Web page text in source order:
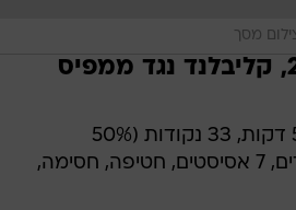
מסך
10. 29/11/2003, קליבלנד נגד ממפיס
55 דקות, 33 נקודות (50%
מהשדה), 16 ריבאונדים, 7 אסיסטים, חטיפה, חסימה,